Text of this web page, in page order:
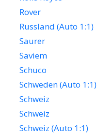
Rover
Russland (Auto 1:1)
Saurer
Saviem
Schuco
Schweden (Auto 1:1)
Schweiz
Schweiz
Schweiz (Auto 1:1)